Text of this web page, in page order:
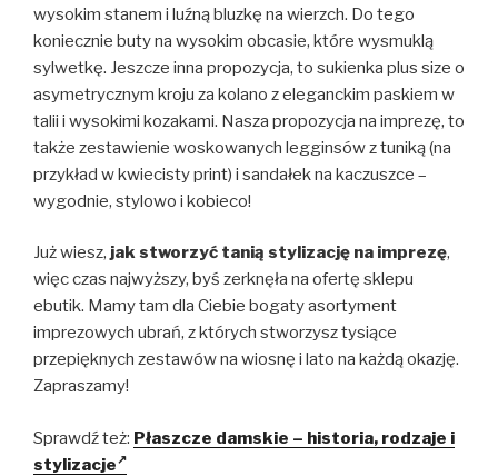
wysokim stanem i luźną bluzkę na wierzch. Do tego
koniecznie buty na wysokim obcasie, które wysmuklą
sylwetkę. Jeszcze inna propozycja, to sukienka plus size o
asymetrycznym kroju za kolano z eleganckim paskiem w
talii i wysokimi kozakami. Nasza propozycja na imprezę, to
także zestawienie woskowanych legginsów z tuniką (na
przykład w kwiecisty print) i sandałek na kaczuszce –
wygodnie, stylowo i kobieco!
Już wiesz, jak stworzyć tanią stylizację na imprezę,
więc czas najwyższy, byś zerknęła na ofertę sklepu
ebutik. Mamy tam dla Ciebie bogaty asortyment
imprezowych ubrań, z których stworzysz tysiące
przepięknych zestawów na wiosnę i lato na każdą okazję.
Zapraszamy!
Sprawdź też: Płaszcze damskie – historia, rodzaje i
stylizacje